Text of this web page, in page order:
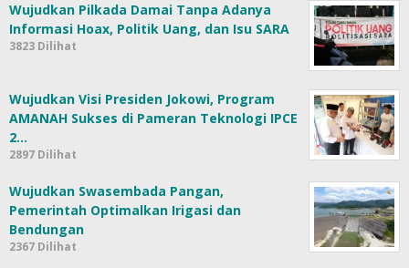
Wujudkan Pilkada Damai Tanpa Adanya
Informasi Hoax, Politik Uang, dan Isu SARA
3823 Dilihat
Wujudkan Visi Presiden Jokowi, Program
AMANAH Sukses di Pameran Teknologi IPCE
2…
2897 Dilihat
Wujudkan Swasembada Pangan,
Pemerintah Optimalkan Irigasi dan
Bendungan
2367 Dilihat